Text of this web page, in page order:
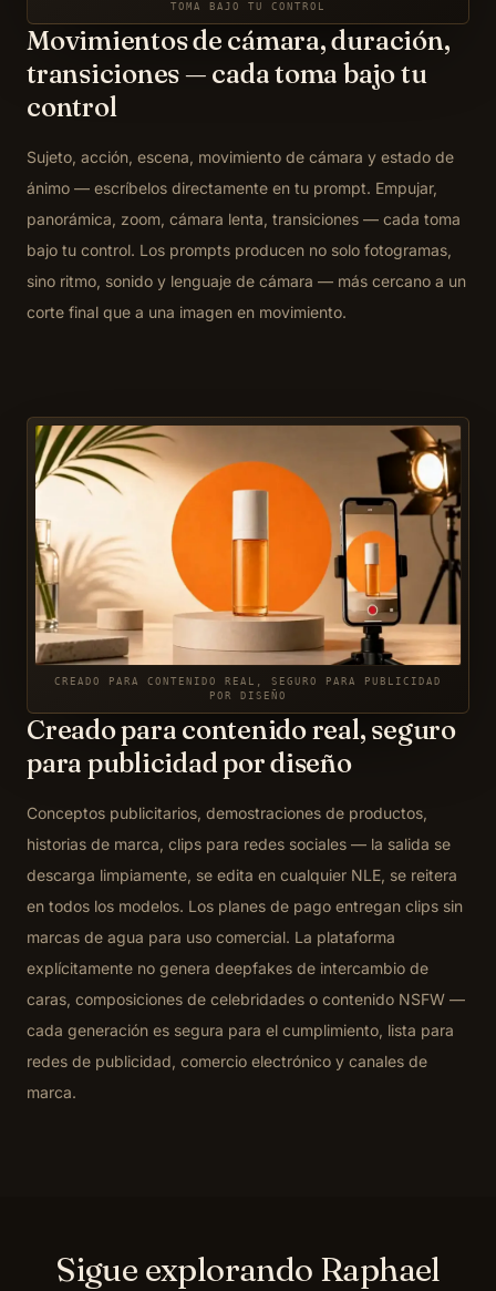
TOMA BAJO TU CONTROL
Movimientos de cámara, duración,
transiciones — cada toma bajo tu
control
Sujeto, acción, escena, movimiento de cámara y estado de
ánimo — escríbelos directamente en tu prompt. Empujar,
panorámica, zoom, cámara lenta, transiciones — cada toma
bajo tu control. Los prompts producen no solo fotogramas,
sino ritmo, sonido y lenguaje de cámara — más cercano a un
corte final que a una imagen en movimiento.
CREADO PARA CONTENIDO REAL, SEGURO PARA PUBLICIDAD
POR DISEÑO
Creado para contenido real, seguro
para publicidad por diseño
Conceptos publicitarios, demostraciones de productos,
historias de marca, clips para redes sociales — la salida se
descarga limpiamente, se edita en cualquier NLE, se reitera
en todos los modelos. Los planes de pago entregan clips sin
marcas de agua para uso comercial. La plataforma
explícitamente no genera deepfakes de intercambio de
caras, composiciones de celebridades o contenido NSFW —
cada generación es segura para el cumplimiento, lista para
redes de publicidad, comercio electrónico y canales de
marca.
Sigue explorando Raphael